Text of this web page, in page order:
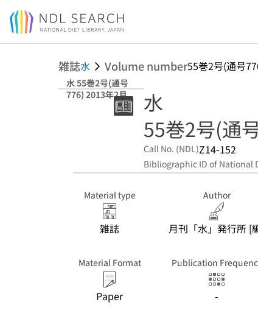
Jump to main content
雑誌水 Volume number55巻2号(通号
水 55巻2号(通号
776) 2013年2月
水
55巻2号(通
Call No. (NDL)Z14-152
Bibliographic ID of National
Material type
雑誌
Author
月刊「水」発行所 [
Material Format
Paper
Publication
-